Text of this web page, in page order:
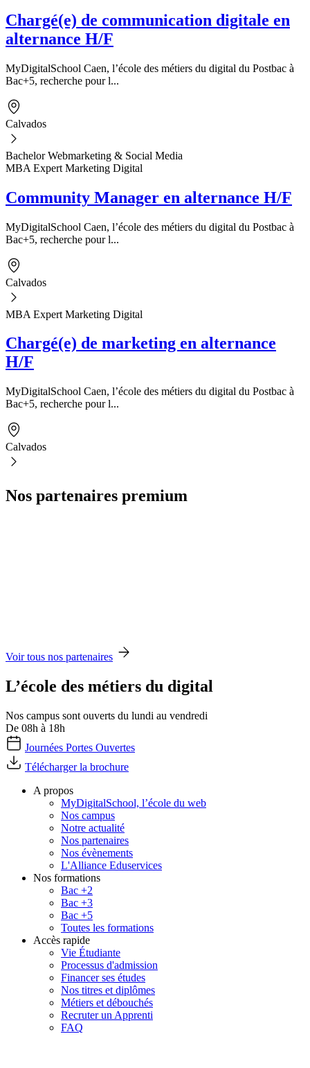
Chargé(e) de communication digitale en
alternance H/F
MyDigitalSchool Caen, l’école des métiers du digital du Postbac à
Bac+5, recherche pour l...
Calvados
Bachelor Webmarketing & Social Media
MBA Expert Marketing Digital
Community Manager en alternance H/F
MyDigitalSchool Caen, l’école des métiers du digital du Postbac à
Bac+5, recherche pour l...
Calvados
MBA Expert Marketing Digital
Chargé(e) de marketing en alternance
H/F
MyDigitalSchool Caen, l’école des métiers du digital du Postbac à
Bac+5, recherche pour l...
Calvados
Nos partenaires premium
Voir tous nos partenaires
L’école des métiers du digital
Nos campus sont ouverts du lundi au vendredi
De 08h à 18h
Journées Portes Ouvertes
Télécharger la brochure
A propos
MyDigitalSchool, l’école du web
Nos campus
Notre actualité
Nos partenaires
Nos évènements
L'Alliance Eduservices
Nos formations
Bac +2
Bac +3
Bac +5
Toutes les formations
Accès rapide
Vie Étudiante
Processus d'admission
Financer ses études
Nos titres et diplômes
Métiers et débouchés
Recruter un Apprenti
FAQ